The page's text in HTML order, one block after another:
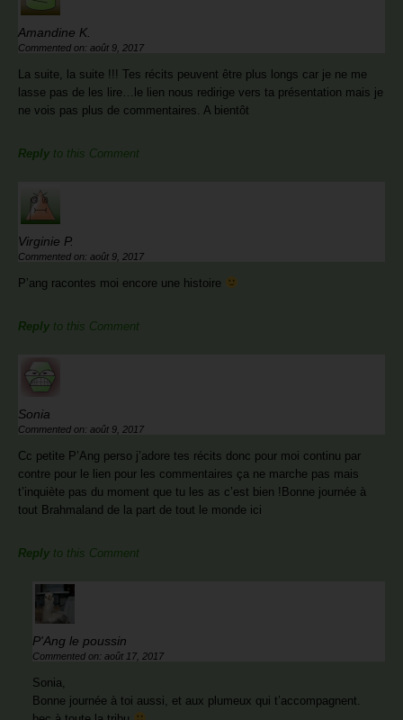
Amandine K.
Commented on: août 9, 2017
La suite, la suite !!! Tes récits peuvent être plus longs car je ne me
lasse pas de les lire…le lien nous redirige vers ta présentation mais je
ne vois pas plus de commentaires. A bientôt
Reply to this Comment
Virginie P.
Commented on: août 9, 2017
P’ang racontes moi encore une histoire
Reply to this Comment
Sonia
Commented on: août 9, 2017
Cc petite P’Ang perso j’adore tes récits donc pour moi continu par
contre pour le lien pour les commentaires ça ne marche pas mais
t’inquiète pas du moment que tu les as c’est bien !Bonne journée à
tout Brahmaland de la part de tout le monde ici
Reply to this Comment
P'Ang le poussin
Commented on: août 17, 2017
Sonia,
Bonne journée à toi aussi, et aux plumeux qui t’accompagnent.